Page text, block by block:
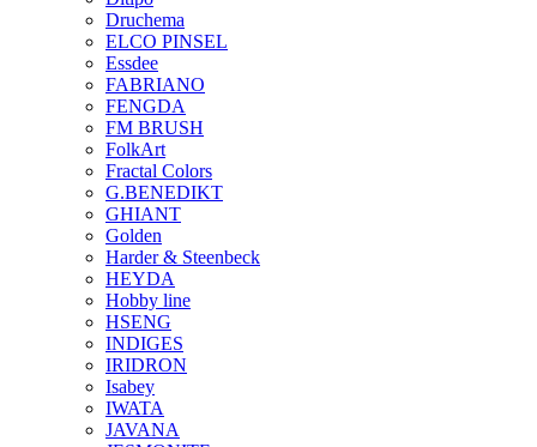
Druchema
ELCO PINSEL
Essdee
FABRIANO
FENGDA
FM BRUSH
FolkArt
Fractal Colors
G.BENEDIKT
GHIANT
Golden
Harder & Steenbeck
HEYDA
Hobby line
HSENG
INDIGES
IRIDRON
Isabey
IWATA
JAVANA